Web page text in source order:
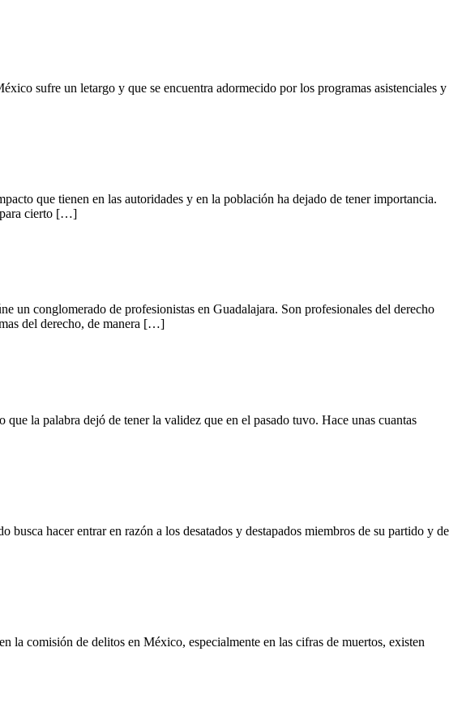
un letargo y que se encuentra adormecido por los programas asistenciales y
que tienen en las autoridades y en la población ha dejado de tener importancia.
para cierto […]
conglomerado de profesionistas en Guadalajara. Son profesionales del derecho
del derecho, de manera […]
la palabra dejó de tener la validez que en el pasado tuvo. Hace unas cuantas
hacer entrar en razón a los desatados y destapados miembros de su partido y de
de delitos en México, especialmente en las cifras de muertos, existen